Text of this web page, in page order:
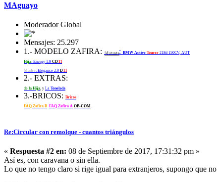
MAguayo
Moderador Global
Mensajes: 25.297
1.- MODELO ZAFIRA:
Mutante: BMW Active Tourer 218d 150CV, AUT
Hija: Energy 1.9 CDTI
Madre: Elegance 2.0 DTI
2.- EXTRAS:
de la Hija, y La Tonelada
3.-BRICOS: Bricos
FAQ Zafira B FAQ Zafira A OP-COM.
Re:Circular con remolque - cuantos triángulos
« Respuesta #2 en: 08 de Septiembre de 2017, 17:31:32 pm »
Así es, con caravana o sin ella.
Lo que no tengo claro si rige igual para extranjeros, supongo que no